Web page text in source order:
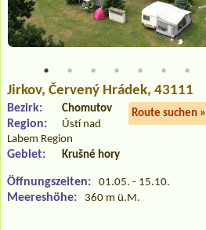
Jirkov, Červený Hrádek, 43111
Route suchen »
Bezirk: Chomutov
Region:
Ústí nad
Labem Region
Gebiet: Krušné hory
Öffnungszeiten: 01.05. - 15.10.
Meereshöhe: 360 m ü.M.